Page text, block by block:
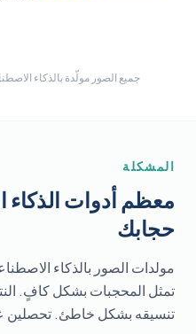
جميع الصور مولّدة بالذكاء
المشكلة
معظم أدوات الذكاء
حجابك
مولدات الصور بالذكاء
تمثل المحجبات بشكل كافٍ.
تنسيقه بشكل خاطئ. تحصلين